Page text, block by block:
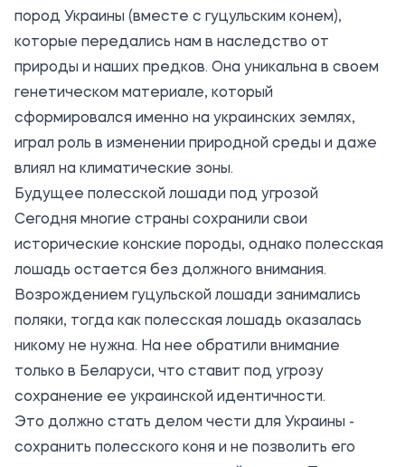
пород Украины (вместе с гуцульским конем),
которые передались нам в наследство от
природы и наших предков. Она уникальна в своем
генетическом материале, который
сформировался именно на украинских землях,
играл роль в изменении природной среды и даже
влиял на климатические зоны.
Будущее полесской лошади под угрозой
Сегодня многие страны сохранили свои
исторические конские породы, однако полесская
лошадь остается без должного внимания.
Возрождением гуцульской лошади занимались
поляки, тогда как полесская лошадь оказалась
никому не нужна. На нее обратили внимание
только в Беларуси, что ставит под угрозу
сохранение ее украинской идентичности.
Это должно стать делом чести для Украины -
сохранить полесского коня и не позволить его